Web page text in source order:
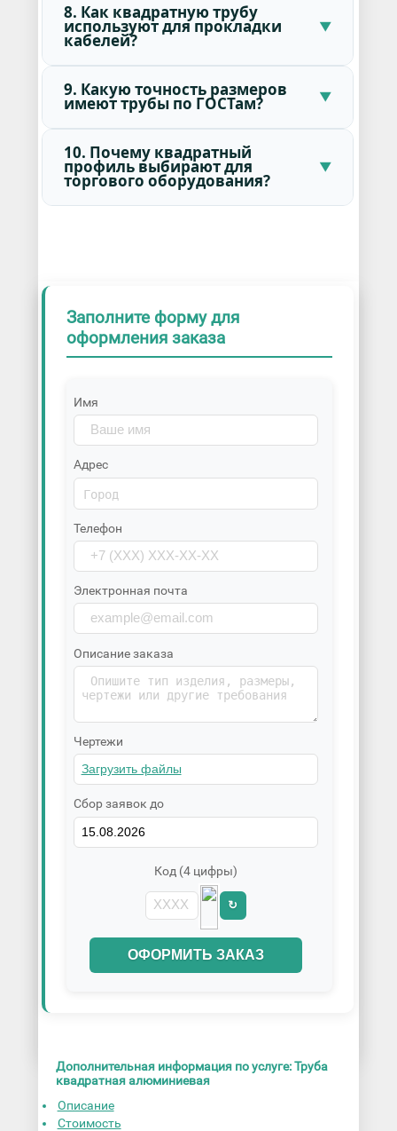
8. Как квадратную трубу
используют для прокладки
кабелей?
9. Какую точность размеров
имеют трубы по ГОСТам?
10. Почему квадратный
профиль выбирают для
торгового оборудования?
Заполните форму для
оформления заказа
Имя
Адрес
Телефон
Электронная почта
Описание заказа
Чертежи
Сбор заявок до
Код (4 цифры)
↻
ОФОРМИТЬ ЗАКАЗ
Дополнительная информация по услуге: Труба
квадратная алюминиевая
Описание
Стоимость